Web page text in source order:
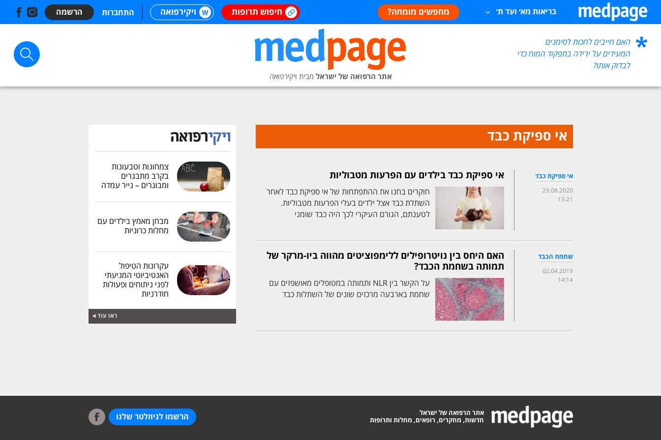
בריאות מא׳ ועד ת׳ מחפשים מומחה? חיפוש תרופות ויקירפואה התחברות הרשמה
האם חייבים לחכות לסימנים
המעידים על ירידה בתפקוד המוח כדי
לבדוק אותו?
אתר הרפואה של ישראל מבית ויקירפואה
אי ספיקת כבד
אי ספיקת כבד
29.08.2020
13:21
אי ספיקת כבד בילדים עם הפרעות מטבוליות
חוקרים בחנו את ההתפתחות של אי ספיקת כבד לאחר
השתלת כבד אצל ילדים בעלי הפרעות מטבוליות.
לטענתם, הגורם העיקרי לכך היה כבד שומני
שחמת הכבד
02.04.2019
14:14
האם היחס בין נויטרופילים ללימפוציטים מהווה ביו-מרקר של
תמותה בשחמת הכבד?
על הקשר בין NLR ותמותה במטופלים מאושפזים עם
שחמת בארבעה מרכזים שונים של השתלות כבד
צמחונות וטבעונות
בקרב מתבגרים
ומבוגרים – נייר עמדה
מבחן מאמץ בילדים עם
מחלות כרוניות
עקרונות הטיפול
האנטיביוטי המניעתי
לפני ניתוחים ופעולות
חודרניות
ראו עוד
אתר הרפואה של ישראל
חדשות, מחקרים, רופאים, מחלות ותרופות
הרשמו לניוזלטר שלנו